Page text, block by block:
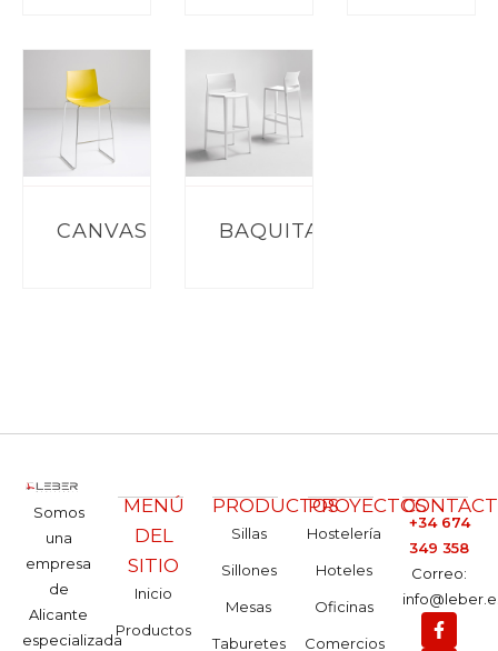
CANVAS BAQUITA
Somos
una
empresa
de
Alicante
especializada
MENÚ
DEL
SITIO
Inicio
Productos
PRODUCTOS
Sillas
Sillones
Mesas
Taburetes
PROYECTOS
Hostelería
Hoteles
Oficinas
Comercios
+34 674
349 358
Correo: